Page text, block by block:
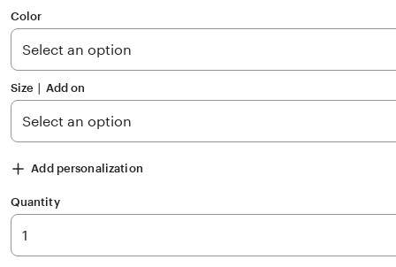
5
stars
Color
Size ∣ Add on
Add personalization
Quantity